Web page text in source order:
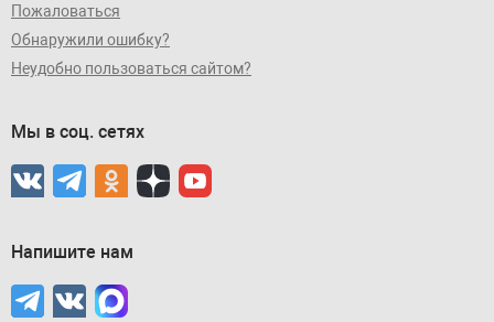
Пожаловаться
Обнаружили ошибку?
Неудобно пользоваться сайтом?
Мы в соц. сетях
Напишите нам